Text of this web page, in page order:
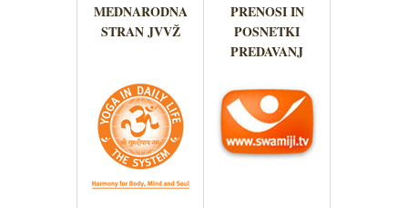
MEDNARODNA
STRAN JVVŽ
PRENOSI IN
POSNETKI
PREDAVANJ